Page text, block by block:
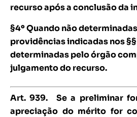
recurso após a conclusão da
§4º Quando não
providências indicadas nos §§
determinadas pelo órgão
julgamento do recurso.
Art. 939.
Se a preliminar
apreciação do mérito for